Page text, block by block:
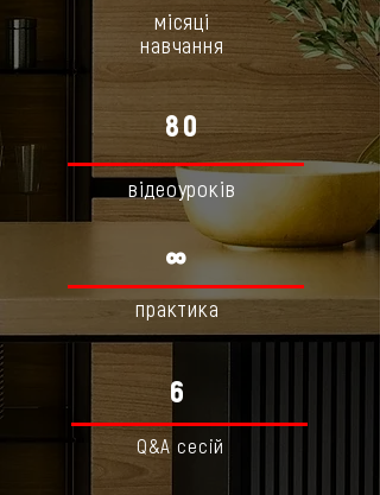
місяці
навчання
80
відеоуроків
∞
практика
6
Q&A сесій